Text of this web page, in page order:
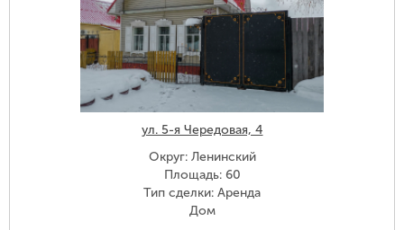
ул. 5-я Чередовая, 4
Округ: Ленинский
Площадь: 60
Тип сделки: Аренда
Дом